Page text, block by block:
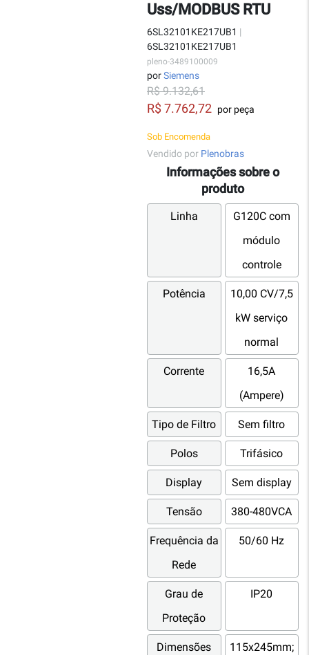
Uss/MODBUS RTU
6SL32101KE217UB1 |
6SL32101KE217UB1
pleno-3489100009
porSiemens
R$ 9.132,61
R$ 7.762,72 por peça
Sob Encomenda
Vendido por Plenobras
Informações sobre o
produto
Linha
G120C com
módulo
controle
Potência
10,00 CV/7,5
kW serviço
normal
Corrente
16,5A
(Ampere)
Tipo de Filtro Sem filtro
Polos Trifásico
Display Sem display
Tensão 380-480VCA
Frequência da
Rede
50/60 Hz
Grau de
Proteção
IP20
Dimensões
115x245mm;